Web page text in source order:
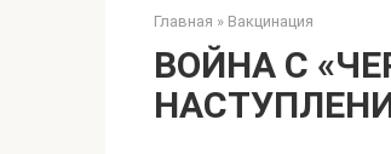
Главная » Вакцинация
ВОЙНА С